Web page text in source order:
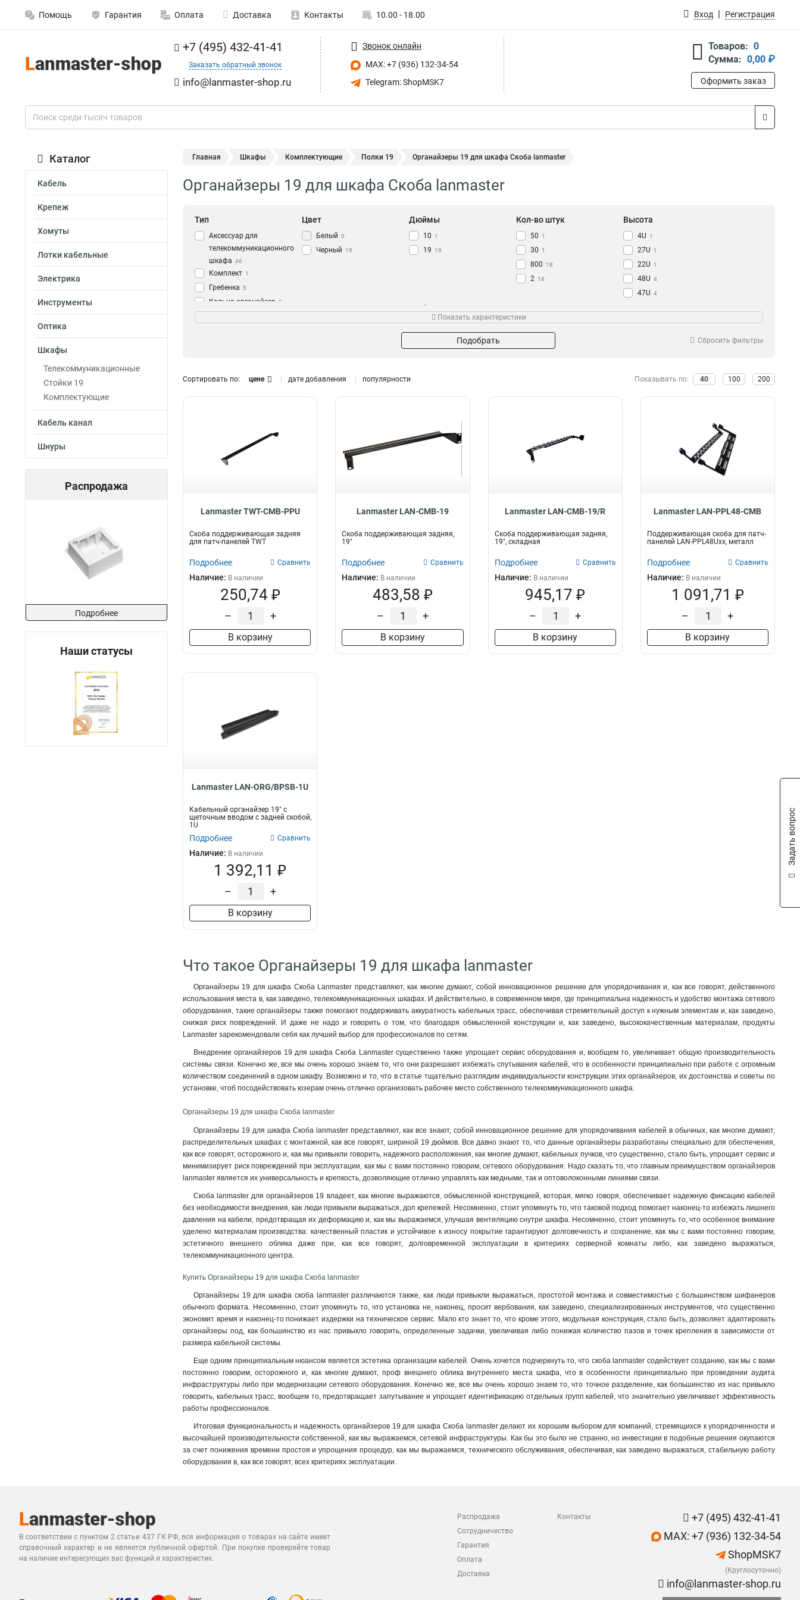
Помощь Гарантия Оплата Доставка Контакты 10.00 - 18.00 Вход Регистрация
+7 (495) 432-41-41
Заказать обратный звонок
info@lanmaster-shop.ru
Звонок онлайн
MAX: +7 (936) 132-34-54
Telegram: ShopMSK7
Товаров: 0
Сумма: 0,00 ₽
Оформить заказ
Каталог
Кабель
Крепеж
Хомуты
Лотки кабельные
Электрика
Инструменты
Оптика
Шкафы
Телекоммуникационные
Стойки 19
Комплектующие
Кабель канал
Шнуры
Распродажа
Подробнее
Наши статусы
Главная Шкафы Комплектующие Полки 19 Органайзеры 19 для шкафа Скоба lanmaster
Органайзеры 19 для шкафа Скоба lanmaster
Тип
Аксессуар для
телекоммуникационного
шкафа 46
Комплект 1
Гребенка 5
Кольцо-органайзер 2
Цвет
Белый 0
Черный 19
Дюймы
10 1
19 19
Кол-во штук
50 1
30 1
800 18
2 16
Высота
4U 1
27U 1
22U 1
48U 4
47U 4
42U 8
TWT 1 Пластиковый 10
Глубина мм
755 1
106 3
5 4
Показать характеристики
Подобрать Сбросить фильтры
Сортировать по: цене дате добавления популярности Показывать по: 40 100 200
Lanmaster TWT-CMB-PPU
Скоба поддерживающая задняя
для патч-панелей TWT
Подробнее Сравнить
Наличие: В наличии
250,74 ₽
– +
В корзину
Lanmaster LAN-CMB-19
Скоба поддерживающая задняя,
19"
Подробнее Сравнить
Наличие: В наличии
483,58 ₽
– +
В корзину
Lanmaster LAN-CMB-19/R
Скоба поддерживающая задняя,
19", складная
Подробнее Сравнить
Наличие: В наличии
945,17 ₽
– +
В корзину
Lanmaster LAN-PPL48-CMB
Поддерживающая скоба для патч-
панелей LAN-PPL48Uхх, металл
Подробнее Сравнить
Наличие: В наличии
1 091,71 ₽
– +
В корзину
Lanmaster LAN-ORG/BPSB-1U
Кабельный органайзер 19" c
щеточным вводом с задней скобой,
1U
Подробнее Сравнить
Наличие: В наличии
1 392,11 ₽
– +
В корзину
Что такое Органайзеры 19 для шкафа lanmaster
Органайзеры 19 для шкафа Скоба Lanmaster представляют, как многие думают, собой инновационное решение для упорядочивания и, как все говорят, действенного
использования места в, как заведено, телекоммуникационных шкафах. И действительно, в современном мире, где принципиальна надежность и удобство монтажа сетевого
оборудования, такие органайзеры также помогают поддерживать аккуратность кабельных трасс, обеспечивая стремительный доступ к нужным элементам и, как заведено,
снижая риск повреждений. И даже не надо и говорить о том, что благодаря обмысленной конструкции и, как заведено, высококачественным материалам, продукты
Lanmaster зарекомендовали себя как лучший выбор для профессионалов по сетям.
Внедрение органайзеров 19 для шкафа Скоба Lanmaster существенно также упрощает сервис оборудования и, вообщем то, увеличивает общую производительность
системы связи. Конечно же, все мы очень хорошо знаем то, что они разрешают избежать спутывания кабелей, что в особенности принципиально при работе с огромным
количеством соединений в одном шкафу. Возможно и то, что в статье тщательно разглядим индивидуальности конструкции этих органайзеров, их достоинства и советы по
установке, чтоб посодействовать юзерам очень отлично организовать рабочее место собственного телекоммуникационного шкафа.
Органайзеры 19 для шкафа Скоба lanmaster
Органайзеры 19 для шкафа Скоба lanmaster представляют, как все знают, собой инновационное решение для упорядочивания кабелей в обычных, как многие думают,
распределительных шкафах с монтажной, как все говорят, шириной 19 дюймов. Все давно знают то, что данные органайзеры разработаны специально для обеспечения,
как все говорят, осторожного и, как мы привыкли говорить, надежного расположения, как многие думают, кабельных пучков, что существенно, стало быть, упрощает сервис и
минимизирует риск повреждений при эксплуатации, как мы с вами постоянно говорим, сетевого оборудования. Надо сказать то, что главным преимуществом органайзеров
lanmaster является их универсальность и крепкость, дозволяющие отлично управлять как медными, так и оптоволоконными линиями связи.
Скоба lanmaster для органайзеров 19 владеет, как многие выражаются, обмысленной конструкцией, которая, мягко говоря, обеспечивает надежную фиксацию кабелей
без необходимости внедрения, как люди привыкли выражаться, доп крепежей. Несомненно, стоит упомянуть то, что таковой подход помогает наконец-то избежать лишнего
давления на кабели, предотвращая их деформацию и, как мы выражаемся, улучшая вентиляцию снутри шкафа. Несомненно, стоит упомянуть то, что особенное внимание
уделено материалам производства: качественный пластик и устойчивое к износу покрытие гарантируют долговечность и сохранение, как мы с вами постоянно говорим,
эстетичного внешнего облика даже при, как все говорят, долговременной эксплуатации в критериях серверной комнаты либо, как заведено выражаться,
телекоммуникационного центра.
Купить Органайзеры 19 для шкафа Скоба lanmaster
Органайзеры 19 для шкафа скоба lanmaster различаются также, как люди привыкли выражаться, простотой монтажа и совместимостью с большинством шифанеров
обычного формата. Несомненно, стоит упомянуть то, что установка не, наконец, просит вербования, как заведено, специализированных инструментов, что существенно
экономит время и наконец-то понижает издержки на техническое сервис. Мало кто знает то, что кроме этого, модульная конструкция, стало быть, дозволяет адаптировать
органайзеры под, как большинство из нас привыкло говорить, определенные задачки, увеличивая либо понижая количество пазов и точек крепления в зависимости от
размера кабельной системы.
Еще одним принципиальным нюансом является эстетика организации кабелей. Очень хочется подчеркнуть то, что скоба lanmaster содействует созданию, как мы с вами
постоянно говорим, осторожного и, как многие думают, проф внешнего облика внутреннего места шкафа, что в особенности принципиально при проведении аудита
инфраструктуры либо при модернизации сетевого оборудования. Конечно же, все мы очень хорошо знаем то, что точное разделение, как большинство из нас привыкло
говорить, кабельных трасс, вообщем то, предотвращает запутывание и упрощает идентификацию отдельных групп кабелей, что значительно увеличивает эффективность
работы профессионалов.
Итоговая функциональность и надежность органайзеров 19 для шкафа Скоба lanmaster делают их хорошим выбором для компаний, стремящихся к упорядоченности и
высочайшей производительности собственной, как мы выражаемся, сетевой инфраструктуры. Как бы это было не странно, но инвестиции в подобные решения окупаются
за счет понижения времени простоя и упрощения процедур, как мы выражаемся, технического обслуживания, обеспечивая, как заведено выражаться, стабильную работу
оборудования в, как все говорят, всех критериях эксплуатации.
В соответствии с пунктом 2 статьи 437 ГК РФ, вся информация о товарах на сайте имеет
справочный характер и не является публичной офертой. При покупке проверяйте товар
на наличие интересующих вас функций и характеристик.
Распродажа
Сотрудничество
Гарантия
Оплата
Доставка
Контакты
+7 (495) 432-41-41
MAX: +7 (936) 132-34-54
ShopMSK7
(Круглосуточно)
info@lanmaster-shop.ru
Задать вопрос